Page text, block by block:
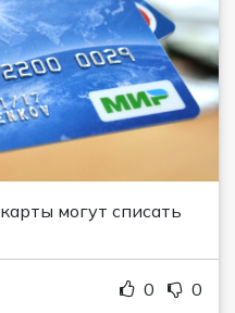
могут списать
0 0